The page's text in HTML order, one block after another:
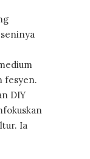
fesyen.
DIY
Ia